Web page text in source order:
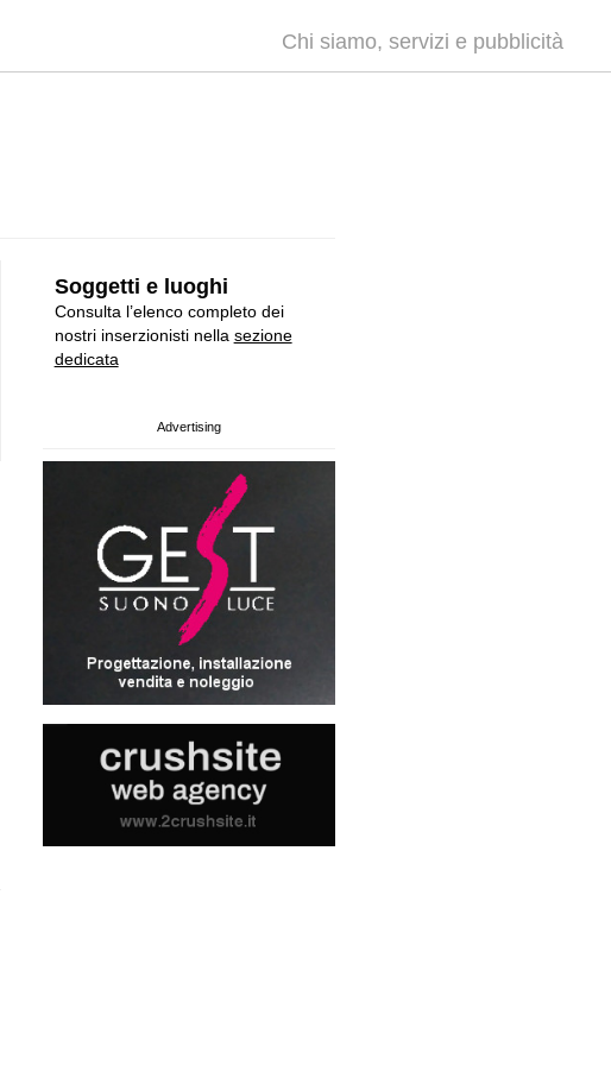
Chi siamo, servizi e pubblicità
Soggetti e luoghi
Consulta l’elenco completo dei
nostri inserzionisti nella sezione
dedicata
Advertising